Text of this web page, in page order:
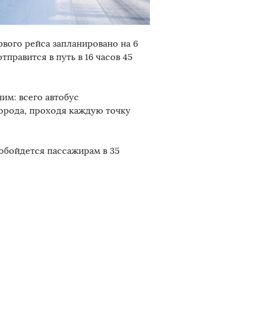
рейса запланировано на 6
в путь в 16 часов 45
всего автобус
проходя каждую точку
пассажирам в 35